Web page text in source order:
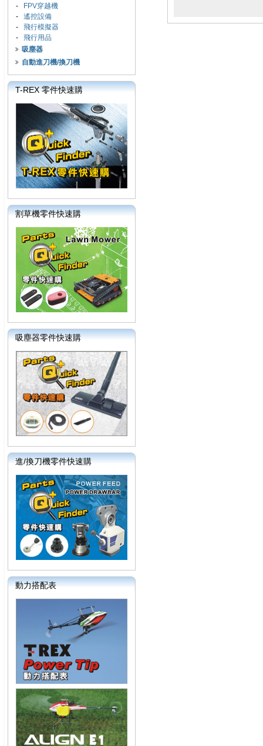
-
FPV穿越機
- 遙控設備
- 飛行模擬器
- 飛行用品
吸塵器
自動進刀機/換刀機
T-REX 零件快速購
割草機零件快速購
吸塵器零件快速購
進/換刀機零件快速購
動力搭配表